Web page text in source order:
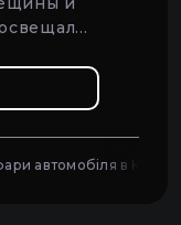
автомобіля в Києві